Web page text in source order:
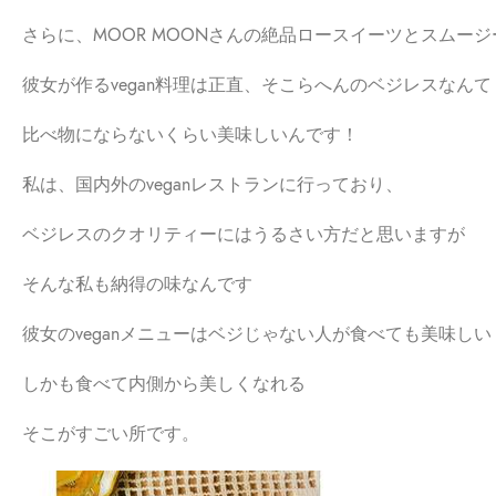
さらに、MOOR MOONさんの絶品ロースイーツとスムー
彼女が作るvegan料理は正直、そこらへんのベジレスなんて
比べ物にならないくらい美味しいんです！
私は、国内外のveganレストランに行っており、
ベジレスのクオリティーにはうるさい方だと思いますが
そんな私も納得の味なんです
彼女のveganメニューはベジじゃない人が食べても美味しい
しかも食べて内側から美しくなれる
そこがすごい所です。